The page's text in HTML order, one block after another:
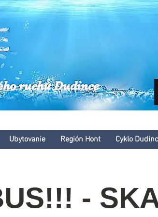
kultúrne leto
ruchu Dudince
Ubytovanie Región Hont Cyklo
-